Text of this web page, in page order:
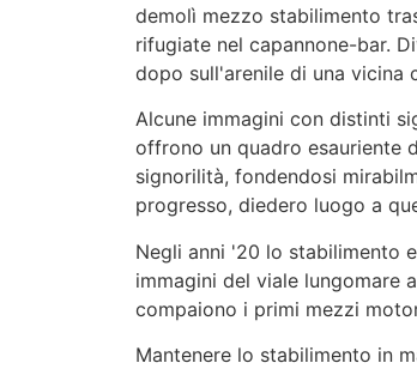
demolì mezzo stabilimento
rifugiate nel capannone-bar.
dopo sull'arenile di una vicina
Alcune immagini con distinti
offrono un quadro esauriente
signorilità, fondendosi
progresso, diedero luogo a
Negli anni '20 lo stabilimento
immagini del viale lungomare
compaiono i primi mezzi
Mantenere lo stabilimento in